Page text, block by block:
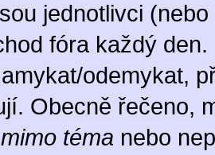
jednotlivci
fóra každý
odemykat,
Obecně řečeno,
mimo téma nebo